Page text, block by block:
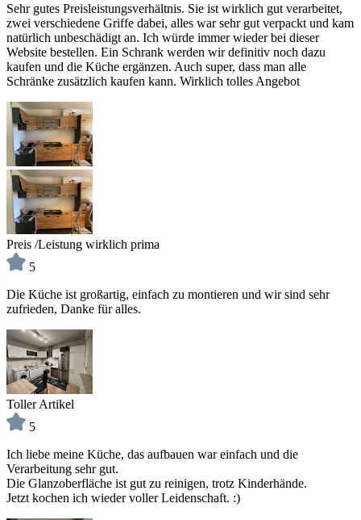
Sehr gutes Preisleistungsverhältnis. Sie ist wirklich gut verarbeitet,
zwei verschiedene Griffe dabei, alles war sehr gut verpackt und kam
natürlich unbeschädigt an. Ich würde immer wieder bei dieser
Website bestellen. Ein Schrank werden wir definitiv noch dazu
kaufen und die Küche ergänzen. Auch super, dass man alle
Schränke zusätzlich kaufen kann. Wirklich tolles Angebot
Preis /Leistung wirklich prima
5
Die Küche ist großartig, einfach zu montieren und wir sind sehr
zufrieden, Danke für alles.
Toller Artikel
5
Ich liebe meine Küche, das aufbauen war einfach und die
Verarbeitung sehr gut.
Die Glanzoberfläche ist gut zu reinigen, trotz Kinderhände.
Jetzt kochen ich wieder voller Leidenschaft. :)